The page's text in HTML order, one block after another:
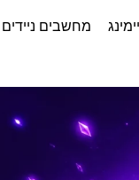
מחשבים ניידים